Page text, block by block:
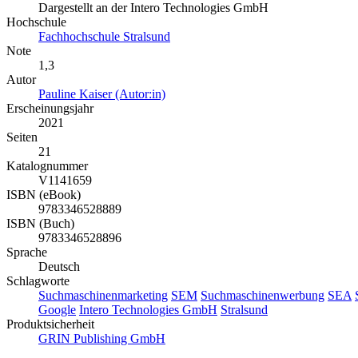
Dargestellt an der Intero Technologies GmbH
Hochschule
Fachhochschule Stralsund
Note
1,3
Autor
Pauline Kaiser (Autor:in)
Erscheinungsjahr
2021
Seiten
21
Katalognummer
V1141659
ISBN (eBook)
9783346528889
ISBN (Buch)
9783346528896
Sprache
Deutsch
Schlagworte
Suchmaschinenmarketing SEM Suchmaschinenwerbung SEA
Google Intero Technologies GmbH Stralsund
Produktsicherheit
GRIN Publishing GmbH